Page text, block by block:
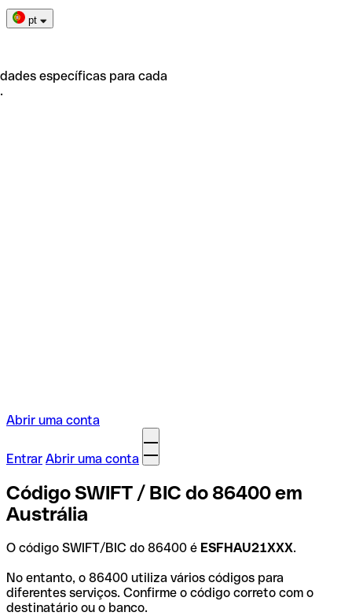
pt
específicas para cada
Abrir uma conta
Entrar Abrir uma conta
Código SWIFT / BIC do 86400 em
Austrália
O código SWIFT/BIC do 86400 é ESFHAU21XXX.
No entanto, o 86400 utiliza vários códigos para
diferentes serviços. Confirme o código correto com o
destinatário ou o banco.